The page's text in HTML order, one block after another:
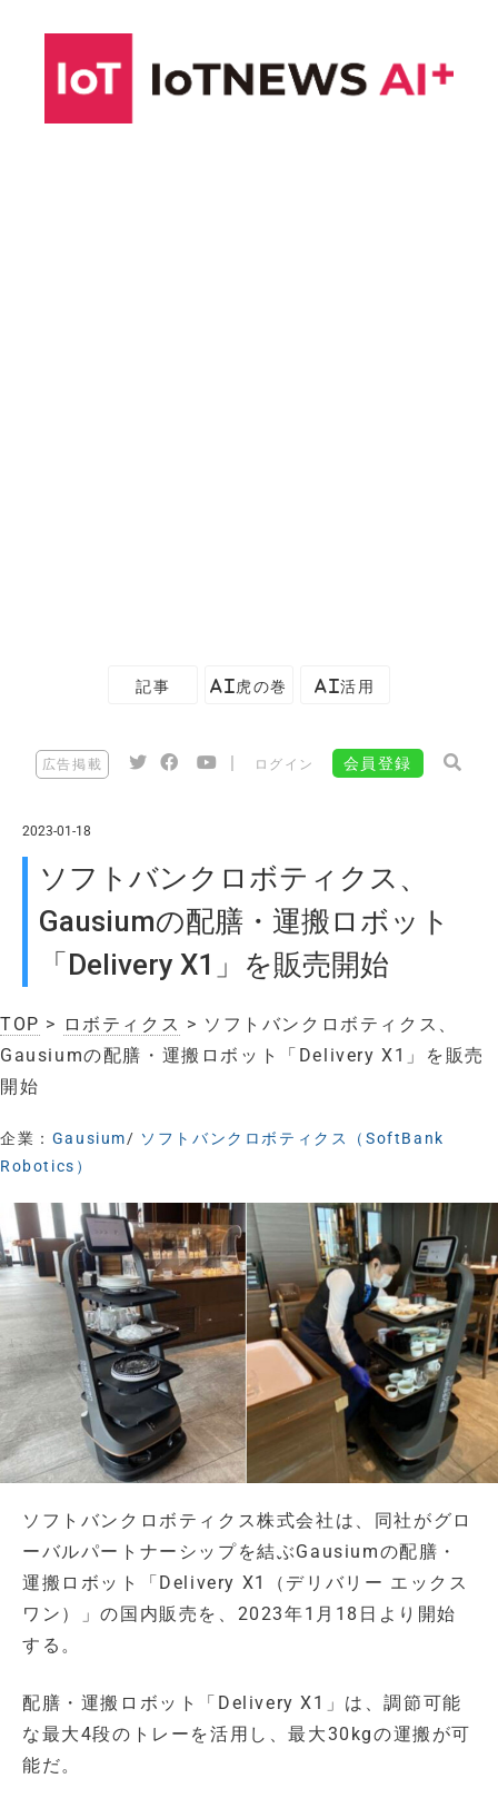
記事 AI虎の巻 AI活用
広告掲載 ログイン 会員登録
2023-01-18
ソフトバンクロボティクス、
Gausiumの配膳・運搬ロボット
「Delivery X1」を販売開始
TOP > ロボティクス > ソフトバンクロボティクス、
Gausiumの配膳・運搬ロボット「Delivery X1」を販売
開始
企業： Gausium/ ソフトバンクロボティクス（SoftBank
Robotics）
ソフトバンクロボティクス株式会社は、同社がグロ
ーバルパートナーシップを結ぶGausiumの配膳・
運搬ロボット「Delivery X1（デリバリー エックス
ワン）」の国内販売を、2023年1月18日より開始
する。
配膳・運搬ロボット「Delivery X1」は、調節可能
な最大4段のトレーを活用し、最大30kgの運搬が可
能だ。